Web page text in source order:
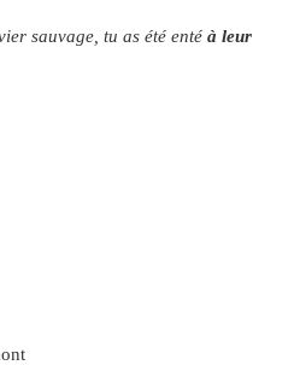
sauvage, tu as été entéà leur